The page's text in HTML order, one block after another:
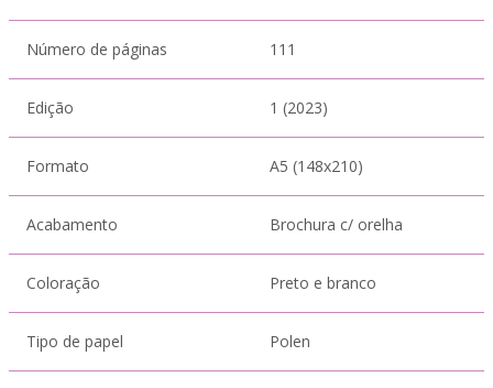
Número de páginas 111
Edição 1 (2023)
Formato A5 (148x210)
Acabamento Brochura c/ orelha
Coloração Preto e branco
Tipo de papel Polen